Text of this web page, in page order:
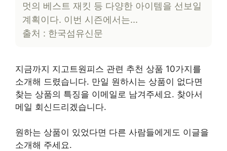
멋의 베스트 재킷 등 다양한 아이템을 선보일
계획이다. 이번 시즌에서는…
출처 : 한국섬유신문
지금까지 지고트원피스 관련 추천 상품 10가지를
소개해 드렸습니다. 만일 원하시는 상품이 없다면
찾는 상품의 특징을 이메일로 남겨주세요. 찾아서
메일 회신드리겠습니다.
원하는 상품이 있었다면 다른 사람들에게도 이글을
소개해 주세요.